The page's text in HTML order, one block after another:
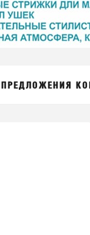
ПРЕДЛОЖЕНИЯ